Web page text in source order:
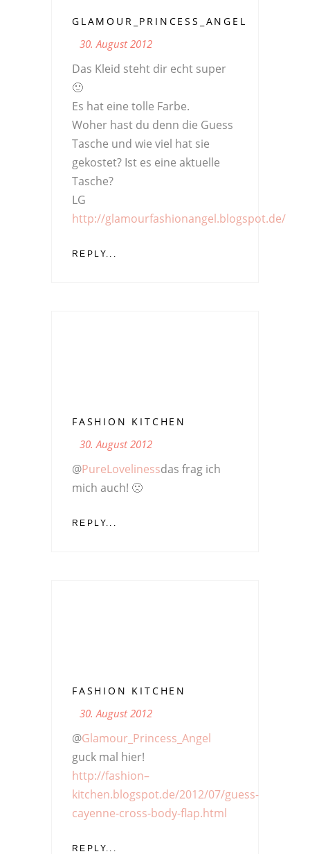
GLAMOUR_PRINCESS_ANGEL
30. August 2012
Das Kleid steht dir echt super
🙂
Es hat eine tolle Farbe.
Woher hast du denn die Guess
Tasche und wie viel hat sie
gekostet? Ist es eine aktuelle
Tasche?
LG
http://glamourfashionangel.blogspot.de/
REPLY...
FASHION KITCHEN
30. August 2012
@PureLovelinessdas frag ich
mich auch! 🙁
REPLY...
FASHION KITCHEN
30. August 2012
@Glamour_Princess_Angel
guck mal hier!
http://fashion–
kitchen.blogspot.de/2012/07/guess-
cayenne-cross-body-flap.html
REPLY...